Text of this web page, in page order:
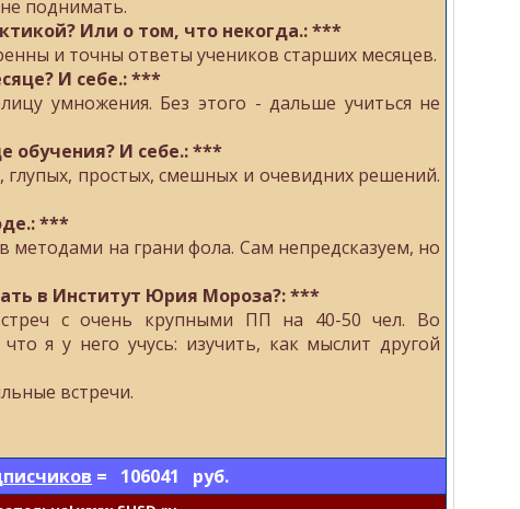
поднимать.
Или о том, что некогда.: ***
и точны ответы учеников старших месяцев.
И себе.: ***
умножения. Без этого - дальше учиться не
обучения? И себе.: ***
глупых, простых, смешных и очевидних решений.
***
методами на грани фола. Сам непредсказуем, но
в Институт Юрия Мороза?: ***
с очень крупными ПП на 40-50 чел. Во
я у него учусь: изучить, как мыслит другой
встречи.
= 106041 руб.